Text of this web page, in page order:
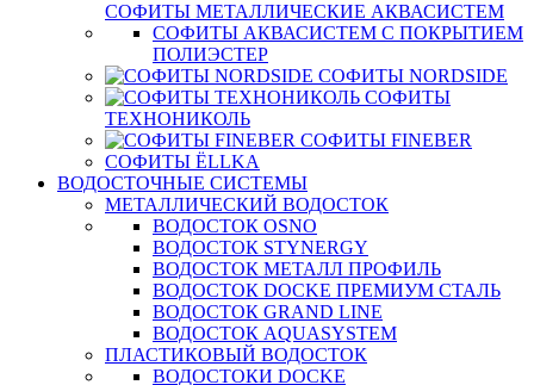
СОФИТЫ МЕТАЛЛИЧЕСКИЕ АКВАСИСТЕМ
СОФИТЫ АКВАСИСТЕМ С ПОКРЫТИЕМ
ПОЛИЭСТЕР
СОФИТЫ NORDSIDE
СОФИТЫ
ТЕХНОНИКОЛЬ
СОФИТЫ FINEBER
СОФИТЫ ЁLLKA
ВОДОСТОЧНЫЕ СИСТЕМЫ
МЕТАЛЛИЧЕСКИЙ ВОДОСТОК
ВОДОСТОК OSNO
ВОДОСТОК STYNERGY
ВОДОСТОК МЕТАЛЛ ПРОФИЛЬ
ВОДОСТОК DOCKE ПРЕМИУМ СТАЛЬ
ВОДОСТОК GRAND LINE
ВОДОСТОК AQUASYSTEM
ПЛАСТИКОВЫЙ ВОДОСТОК
ВОДОСТОКИ DOCKE